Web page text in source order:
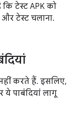
टेस्ट APK को
टेस्ट चलाना.
करते हैं. इसलिए,
ये पाबंदियां लागू